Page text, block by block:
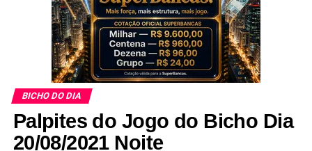
BICHO DO DIA
Palpites do Jogo do Bicho Dia
20/08/2021 Noite